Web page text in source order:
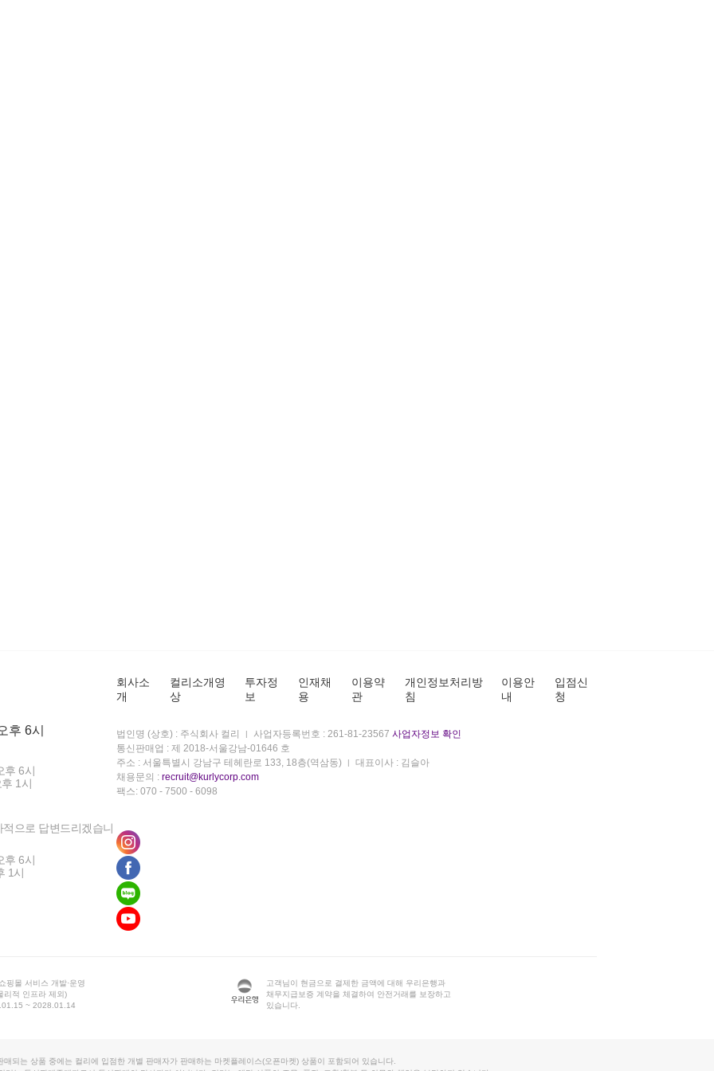
후 6시
후 6시
1시
으로 답변드리겠습니
후 6시
1시
회사소
개
컬리소개영
상
투자정
보
인재채
용
이용약
관
개인정보처리방
침
이용안
내
입점신
청
법인명 (상호) : 주식회사 컬리 사업자등록번호 : 261-81-23567 사업자정보 확인
통신판매업 : 제 2018-서울강남-01646 호
주소 : 서울특별시 강남구 테헤란로 133, 18층(역삼동)
대표이사 : 김슬아
채용문의 : recruit@kurlycorp.com
팩스: 070 - 7500 - 6098
핑몰 서비스 개발·운영
리적 인프라 제외)
~ 2028.01.14
고객님이 현금으로 결제한 금액에 대해 우리은행과
채무지급보증 계약을 체결하여 안전거래를 보장하고
있습니다.
매되는 상품 중에는 컬리에 입점한 개별 판매자가 판매하는 마켓플레이스(오픈마켓) 상품이 포함되어 있습니다.